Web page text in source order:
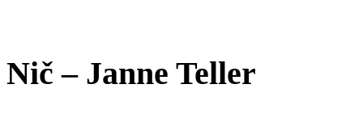
Nič – Janne Teller